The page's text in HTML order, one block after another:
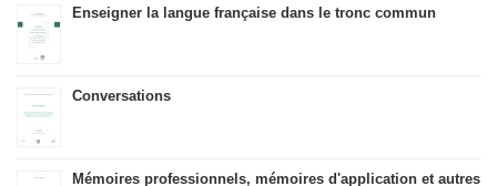
Enseigner la langue française dans le tronc commun
Conversations
Mémoires professionnels, mémoires d'application et autres